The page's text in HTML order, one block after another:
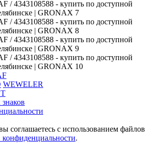
WEWELER
соглашаетесь с использованием файлов
конфиденциальности.